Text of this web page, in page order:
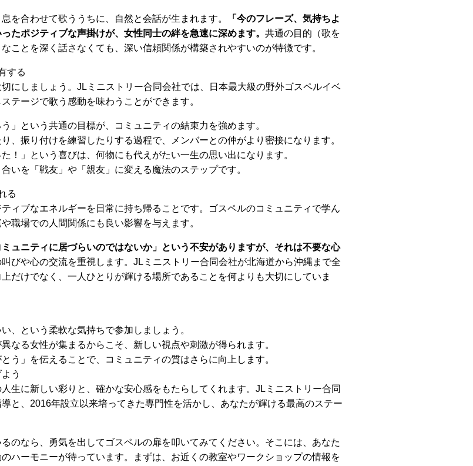
を合わせて歌ううちに、自然と会話が生まれます。
「今のフレーズ、気持ちよ
たポジティブな声掛けが、女性同士の絆を急速に深めます。 共通の目的（歌を
ことを深く話さなくても、深い信頼関係が構築されやすいのが特徴です。
する
にしましょう。JLミニストリー合同会社では、日本最大級の野外ゴスペルイベ
テージで歌う感動を味わうことができます。
」という共通の目標が、コミュニティの結束力を強めます。
、振り付けを練習したりする過程で、メンバーとの仲がより密接になります。
！」という喜びは、何物にも代えがたい一生の思い出になります。
いを「戦友」や「親友」に変える魔法のステップです。
る
ィブなエネルギーを日常に持ち帰ることです。ゴスペルのコミュニティで学ん
職場での人間関係にも良い影響を与えます。
ュニティに居づらいのではないか」という不安がありますが、それは不要な心
びや心の交流を重視します。JLミニストリー合同会社が北海道から沖縄まで全
だけでなく、一人ひとりが輝ける場所であることを何よりも大切にしていま
、という柔軟な気持ちで参加しましょう。
なる女性が集まるからこそ、新しい視点や刺激が得られます。
う」を伝えることで、コミュニティの質はさらに向上します。
う
生に新しい彩りと、確かな安心感をもたらしてくれます。JLミニストリー合同
と、2016年設立以来培ってきた専門性を活かし、あなたが輝ける最高のステー
のなら、勇気を出してゴスペルの扉を叩いてみてください。そこには、あなた
ハーモニーが待っています。まずは、お近くの教室やワークショップの情報を